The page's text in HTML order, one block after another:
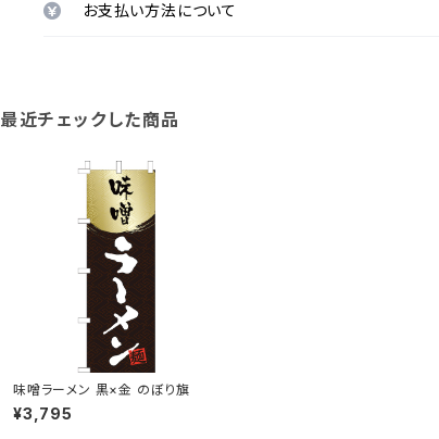
お支払い方法について
最近チェックした商品
味噌ラーメン 黒×金 のぼり旗
¥3,795